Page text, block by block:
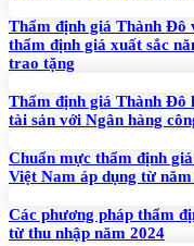
Thẩm định giá Thành Đô
thẩm định giá xuất sắc
trao tặng
Thẩm định giá Thành Đô
tài sản với Ngân hàng
Chuẩn mực thẩm định
Việt Nam áp dụng từ
Các phương pháp thẩm
từ thu nhập năm 2024